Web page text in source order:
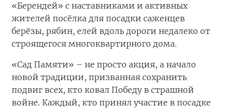
«Берендей» с наставниками и активных
жителей посёлка для посадки саженцев
берёзы, рябин, елей вдоль дороги недалеко от
строящегося многоквартирного дома.
«Сад Памяти» – не просто акция, а начало
новой традиции, призванная сохранить
подвиг всех, кто ковал Победу в страшной
войне. Каждый, кто принял участие в посадке